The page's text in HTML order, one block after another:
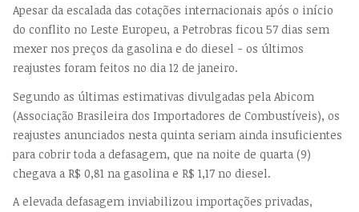
Apesar da escalada das cotações internacionais após o início
do conflito no Leste Europeu, a Petrobras ficou 57 dias sem
mexer nos preços da gasolina e do diesel - os últimos
reajustes foram feitos no dia 12 de janeiro.
Segundo as últimas estimativas divulgadas pela Abicom
(Associação Brasileira dos Importadores de Combustíveis), os
reajustes anunciados nesta quinta seriam ainda insuficientes
para cobrir toda a defasagem, que na noite de quarta (9)
chegava a R$ 0,81 na gasolina e R$ 1,17 no diesel.
A elevada defasagem inviabilizou importações privadas,